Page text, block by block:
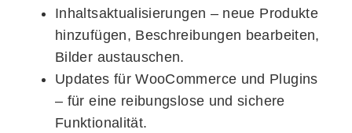
Inhaltsaktualisierungen – neue Produkte
hinzufügen, Beschreibungen bearbeiten,
Bilder austauschen.
Updates für WooCommerce und Plugins
– für eine reibungslose und sichere
Funktionalität.